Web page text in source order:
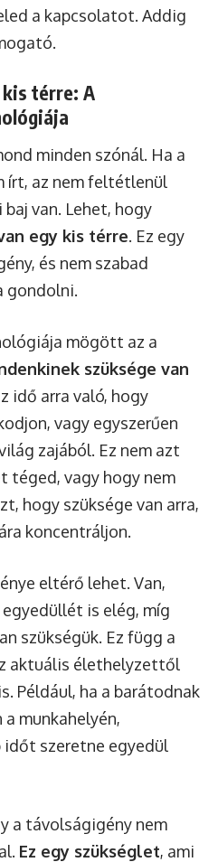
a kapcsolatot. Addig
kis térre: A
minden szónál. Ha a
írt, az nem feltétlenül
van. Lehet, hogy
egy kis térre. Ez egy
és nem szabad
gondolni.
mögött az a
szüksége van
idő arra való, hogy
vagy egyszerűen
zajából. Ez nem azt
téged, vagy hogy nem
hogy szüksége van arra,
koncentráljon.
eltérő lehet. Van,
is elég, míg
szükségük. Ez függ a
aktuális élethelyzettől
Például, ha a barátodnak
munkahelyén,
időt szeretne egyedül
a távolságigény nem
Ez egy szükséglet, ami